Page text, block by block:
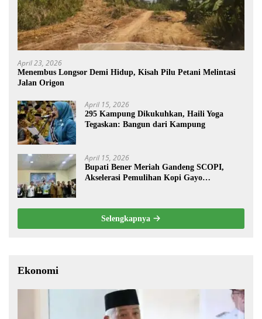
April 23, 2026
Menembus Longsor Demi Hidup, Kisah Pilu Petani Melintasi
Jalan Origon
April 15, 2026
295 Kampung Dikukuhkan, Haili Yoga
Tegaskan: Bangun dari Kampung
April 15, 2026
Bupati Bener Meriah Gandeng SCOPI,
Akselerasi Pemulihan Kopi Gayo
Selengkapnya
Ekonomi